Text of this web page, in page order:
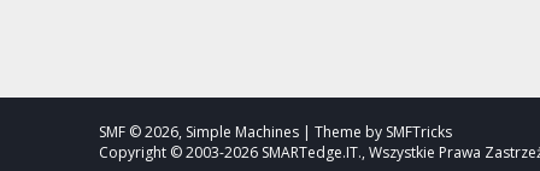
SMF © 2026, Simple Machines | Theme by SMFTricks
Copyright © 2003-2026 SMARTedge.IT., Wszystkie Prawa